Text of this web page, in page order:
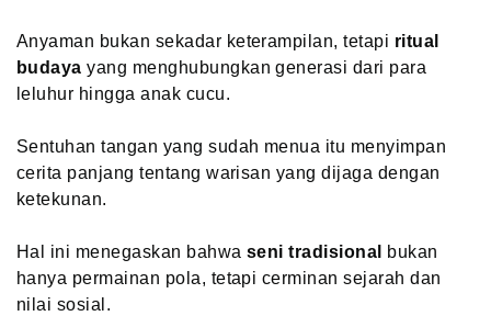
Anyaman bukan sekadar keterampilan, tetapi ritual
budaya yang menghubungkan generasi dari para
leluhur hingga anak cucu.
Sentuhan tangan yang sudah menua itu menyimpan
cerita panjang tentang warisan yang dijaga dengan
ketekunan.
Hal ini menegaskan bahwa seni tradisional
bukan
hanya permainan pola, tetapi cerminan sejarah dan
nilai sosial.